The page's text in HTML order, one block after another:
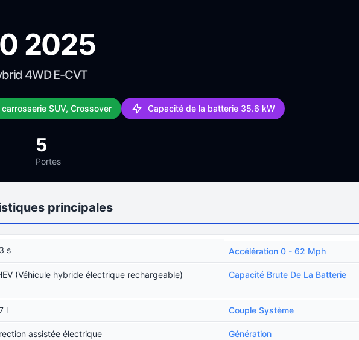
2025
4WD E-CVT
SUV, Crossover Capacité de la batterie 35.6 kW
5
Portes
principales
s Accélération 0 - 62 Mph
(Véhicule hybride électrique rechargeable) Capacité Brute De La Batterie
l Couple Système
assistée électrique Génération